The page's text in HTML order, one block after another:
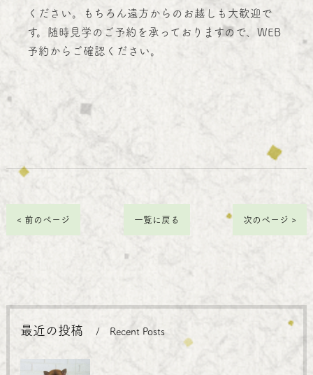
ください。もちろん遠方からのお越しも大歓迎で
す。随時見学のご予約を承っておりますので、WEB
予約からご確認ください。
< 前のページ 一覧に戻る 次のページ >
最近の投稿 Recent Posts